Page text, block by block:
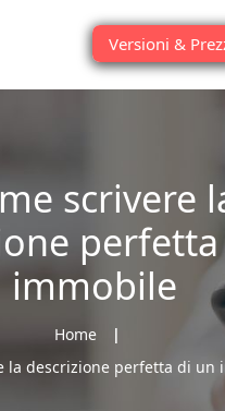
Versioni &
scrivere
immobile
Home
la descrizione perfetta di un